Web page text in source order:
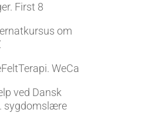
First 8
om
WeCa
ved Dansk
sygdomslære